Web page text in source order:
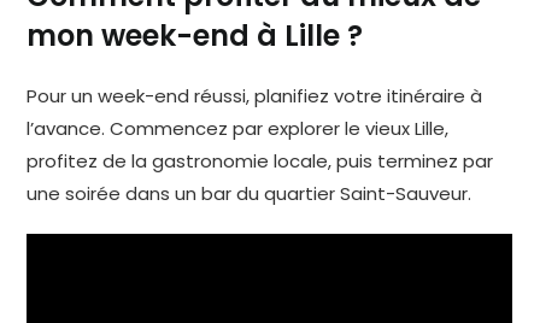
mon week-end à Lille ?
Pour un week-end réussi, planifiez votre itinéraire à
l’avance. Commencez par explorer le vieux Lille,
profitez de la gastronomie locale, puis terminez par
une soirée dans un bar du quartier Saint-Sauveur.